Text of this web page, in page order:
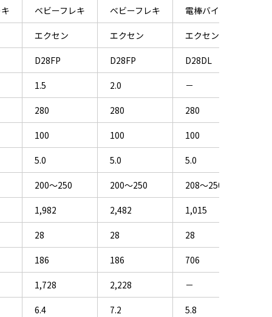
ベビーフレキ ベビーフレキ 電棒バイブレータ
エクセン エクセン エクセン
D28FP D28FP D28DL
1.5 2.0 －
280 280 280
100 100 100
5.0 5.0 5.0
200～250 200～250 208～250
1,982 2,482 1,015
28 28 28
186 186 706
1,728 2,228 －
6.4 7.2 5.8